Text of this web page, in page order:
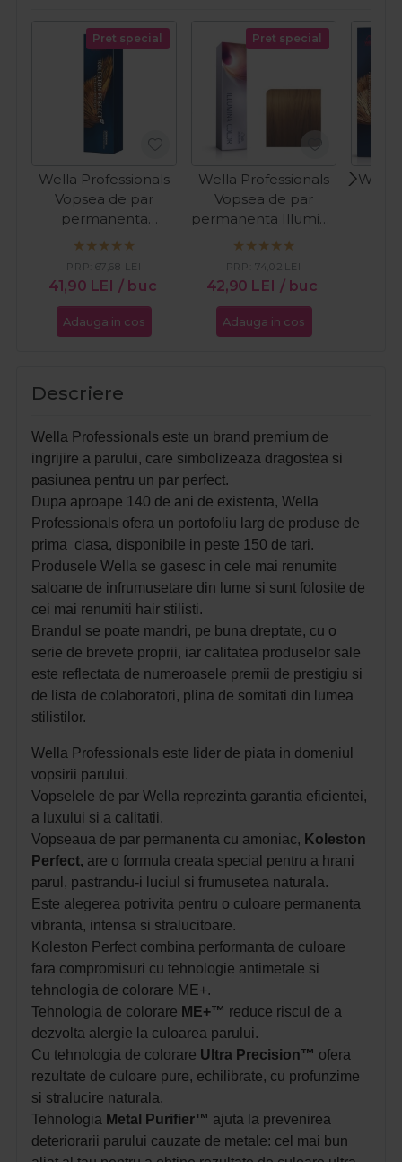
Pret special
Wella Professionals
Vopsea de par
permanenta
Koleston Perfect
maro auriu 60ml
41,90 LEI / buc
PRP:67,68 LEI
Adauga in cos
Pret special
Wella Professionals
Vopsea de par
permanenta Illumina
Color 7/35 blond
60ml
42,90 LEI / buc
PRP: 74,02 LEI
Adauga in cos
Wella
Descriere
Wella Professionals este un brand premium de
ingrijire a parului, care simbolizeaza dragostea si
pasiunea pentru un par perfect.
Dupa aproape 140 de ani de existenta, Wella
Professionals ofera un portofoliu larg de produse de
prima clasa, disponibile in peste 150 de tari.
Produsele Wella se gasesc in cele mai renumite
saloane de infrumusetare din lume si sunt folosite de
cei mai renumiti hair stilisti.
Brandul se poate mandri, pe buna dreptate, cu o
serie de brevete proprii, iar calitatea produselor sale
este reflectata de numeroasele premii de prestigiu si
de lista de colaboratori, plina de somitati din lumea
stilistilor.
Wella Professionals este lider de piata in domeniul
vopsirii parului.
Vopselele de par Wella reprezinta garantia eficientei,
a luxului si a calitatii.
Vopseaua de par permanenta cu amoniac, Koleston
Perfect, are o formula creata special pentru a hrani
parul, pastrandu-i luciul si frumusetea naturala.
Este alegerea potrivita pentru o culoare permanenta
vibranta, intensa si stralucitoare.
Koleston Perfect combina performanta de culoare
fara compromisuri cu tehnologie antimetale si
tehnologia de colorare ME+.
Tehnologia de colorare ME+™ reduce riscul de a
dezvolta alergie la culoarea parului.
Cu tehnologia de colorare Ultra Precision™ ofera
rezultate de culoare pure, echilibrate, cu profunzime
si stralucire naturala.
Tehnologia Metal Purifier™ ajuta la prevenirea
deteriorarii parului cauzate de metale: cel mai bun